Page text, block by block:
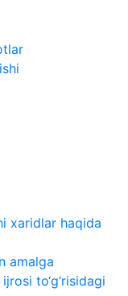
xaridlar haqida
amalga
to‘g‘risidagi